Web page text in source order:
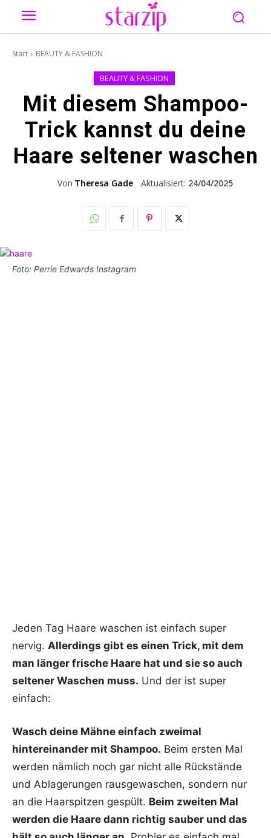
Start BEAUTY & FASHION
BEAUTY & FASHION
Mit diesem Shampoo-
Trick kannst du deine
Haare seltener waschen
Von Theresa Gade Aktualisiert: 24/04/2025
Foto: Perrie Edwards Instagram
Jeden Tag Haare waschen ist einfach super
nervig. Allerdings gibt es einen Trick, mit dem
man länger frische Haare hat und sie so auch
seltener Waschen muss. Und der ist super
einfach:
Wasch deine Mähne einfach zweimal
hintereinander mit Shampoo. Beim ersten Mal
werden nämlich noch gar nicht alle Rückstände
und Ablagerungen rausgewaschen, sondern nur
an die Haarspitzen gespült. Beim zweiten Mal
werden die Haare dann richtig sauber und das